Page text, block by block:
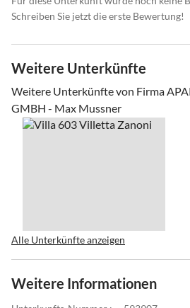
Schreiben Sie jetzt die erste Bewertung!
Weitere Unterkünfte
Weitere Unterkünfte von Firma
GMBH - Max Mussner
Alle Unterkünfte anzeigen
Weitere Informationen